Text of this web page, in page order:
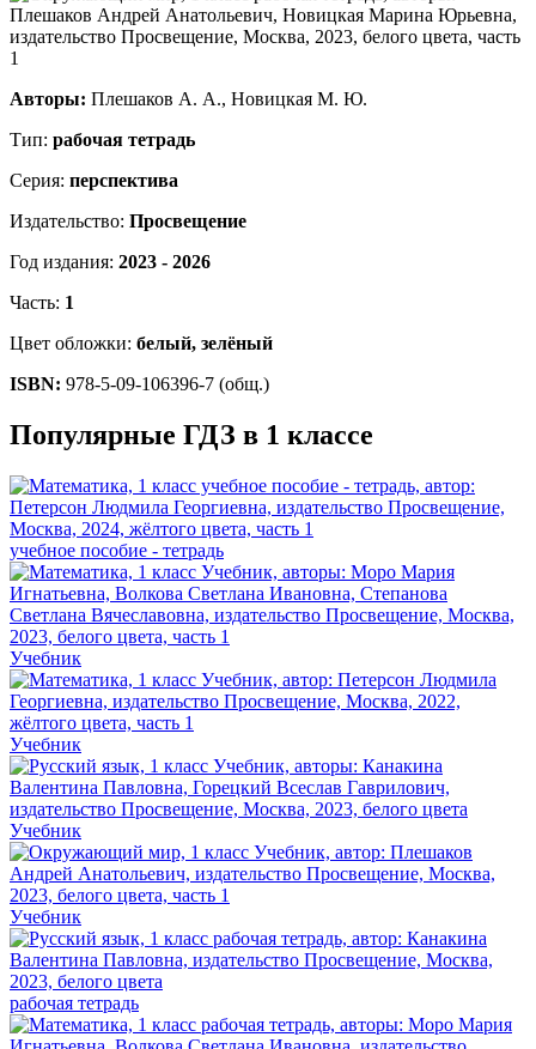
Авторы: Плешаков А. А., Новицкая М. Ю.
Тип: рабочая тетрадь
Серия: перспектива
Издательство: Просвещение
Год издания: 2023 - 2026
Часть: 1
Цвет обложки: белый, зелёный
ISBN: 978-5-09-106396-7 (общ.)
Популярные ГДЗ в 1 классе
учебное пособие - тетрадь
Учебник
Учебник
Учебник
Учебник
рабочая тетрадь